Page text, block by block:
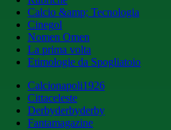
Calcio &amp; Tecnologia
Cinegol
Nomen Omen
La prima volta
Etimologie da Spogliatoio
Calcionapoli1926
Cittaceleste
Derbyderbyderby
Fantamagazine